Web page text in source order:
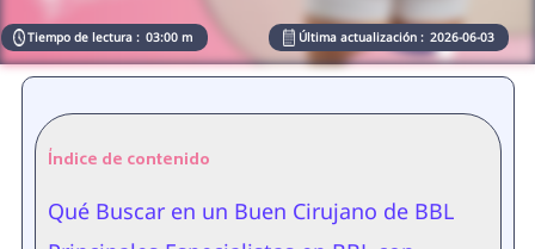
Tiempo de lectura : 03:00 m Última actualización : 2026-06-03
Índice de contenido
Qué Buscar en un Buen Cirujano de BBL